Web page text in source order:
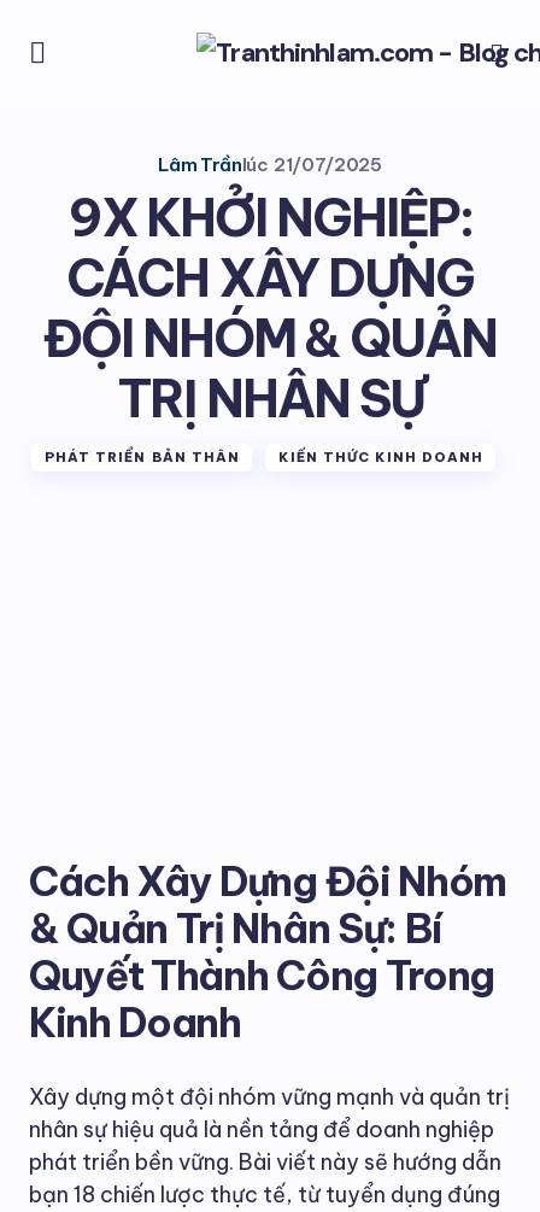
Lâm Trầnlúc 21/07/2025
9X KHỞI NGHIỆP:
CÁCH XÂY DỰNG
ĐỘI NHÓM & QUẢN
TRỊ NHÂN SỰ
PHÁT TRIỂN BẢN THÂN KIẾN THỨC KINH DOANH
Cách Xây Dựng Đội Nhóm
& Quản Trị Nhân Sự: Bí
Quyết Thành Công Trong
Kinh Doanh
Xây dựng một đội nhóm vững mạnh và quản trị
nhân sự hiệu quả là nền tảng để doanh nghiệp
phát triển bền vững. Bài viết này sẽ hướng dẫn
bạn 18 chiến lược thực tế, từ tuyển dụng đúng